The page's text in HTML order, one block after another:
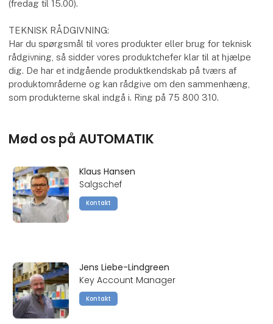
(fredag til 15.00).
TEKNISK RÅDGIVNING:
Har du spørgsmål til vores produkter eller brug for teknisk
rådgivning, så sidder vores produktchefer klar til at hjælpe
dig. De har et indgående produktkendskab på tværs af
produktområderne og kan rådgive om den sammenhæng,
som produkterne skal indgå i. Ring på 75 800 310.
Mød os på AUTOMATIK
Klaus Hansen
Salgschef
Kontakt
Jens Liebe-Lindgreen
Key Account Manager
Kontakt